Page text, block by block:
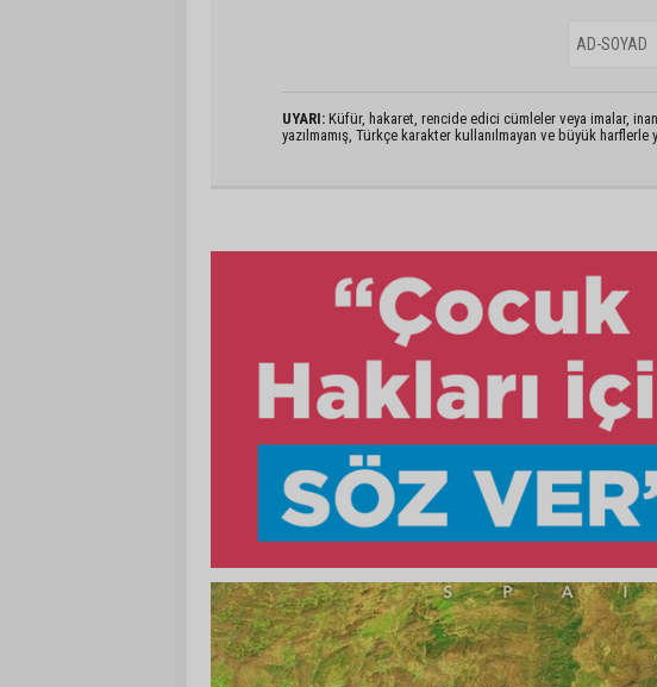
UYARI: Küfür, hakaret, rencide edici cümleler veya imalar,
yazılmamış, Türkçe karakter kullanılmayan ve büyük harflerle